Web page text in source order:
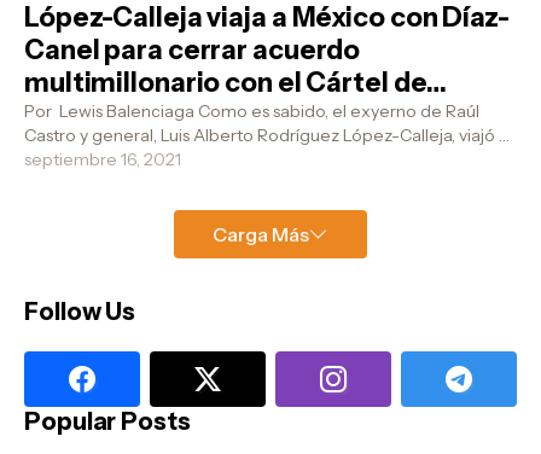
López-Calleja viaja a México con Díaz-
Canel para cerrar acuerdo
multimillonario con el Cártel de
Sinaloa
Por Lewis Balenciaga Como es sabido, el exyerno de Raúl
Castro y general, Luis Alberto Rodríguez López-Calleja, viajó a
México como parte d...
septiembre 16, 2021
Carga Más
Follow Us
Popular Posts